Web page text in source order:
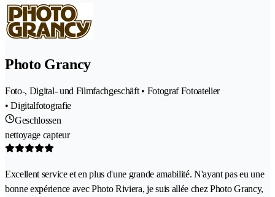
Photo Grancy
Foto-, Digital- und Filmfachgeschäft • Fotograf Fotoatelier
• Digitalfotografie
Geschlossen
nettoyage capteur
Excellent service et en plus d'une grande amabilité. N'ayant pas eu une
bonne expérience avec Photo Riviera, je suis allée chez Photo Grancy,